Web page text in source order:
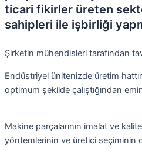
ticari fikirler üreten
sahipleri ile işbirliği
Şirketin mühendisleri tarafından
Endüstriyel ünitenizde üretim
optimum şekilde çalıştığından emin
Makine parçalarının imalat ve
yöntemlerinin ve üretici seçiminin